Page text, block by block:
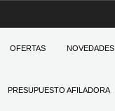
OFERTAS NOVEDADES
PRESUPUESTO AFILADORA